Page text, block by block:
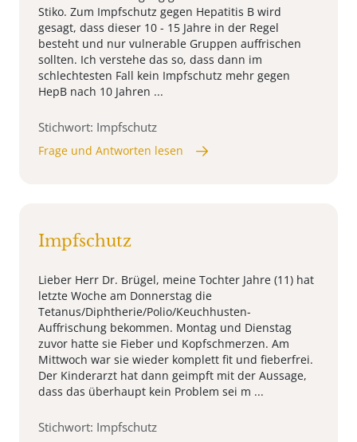
Stiko. Zum Impfschutz gegen Hepatitis B wird
gesagt, dass dieser 10 - 15 Jahre in der Regel
besteht und nur vulnerable Gruppen auffrischen
sollten. Ich verstehe das so, dass dann im
schlechtesten Fall kein Impfschutz mehr gegen
HepB nach 10 Jahren ...
Stichwort: Impfschutz
Frage und Antworten lesen
Impfschutz
Lieber Herr Dr. Brügel, meine Tochter Jahre (11) hat
letzte Woche am Donnerstag die
Tetanus/Diphtherie/Polio/Keuchhusten-
Auffrischung bekommen. Montag und Dienstag
zuvor hatte sie Fieber und Kopfschmerzen. Am
Mittwoch war sie wieder komplett fit und fieberfrei.
Der Kinderarzt hat dann geimpft mit der Aussage,
dass das überhaupt kein Problem sei m ...
Stichwort: Impfschutz